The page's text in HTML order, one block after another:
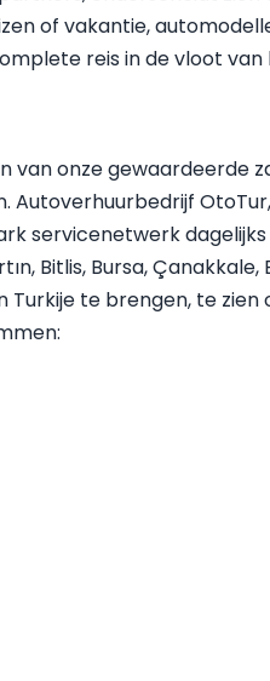
of vakantie,
reis in de vloot van
van onze
servicenetwerk
Bitlis, Bursa,
te brengen, te